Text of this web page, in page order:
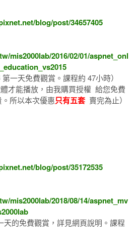
blog/post/34657405
mis2000lab/2016/02/01/aspnet_onl
一天免費觀賞。課程約 47小時）
才能播放，由我購買授權 給您免費
所以本次優惠只有五套 賣完為止）
blog/post/35172535
mis2000lab/2018/08/14/aspnet_mv
的免費觀賞，詳見網頁說明。課程